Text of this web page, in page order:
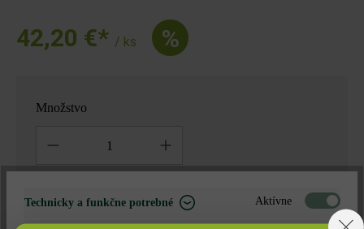
42,20 €* / ks %
Množstvo
Technicky a funkčne potrebné Aktívne